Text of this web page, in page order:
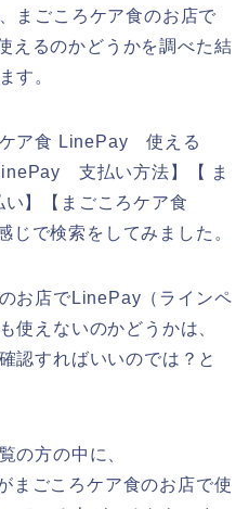
まごころケア食のお店で
えるのかどうかを調べた結
す。
ケア食 LinePay 使える
支払い方法】【 ま
】【まごころケア食
で検索をしてみました。
お店でLinePay（ラインペ
使えないのかどうかは、
認すればいいのでは？と
の方の中に、
まごころケア食のお店で使